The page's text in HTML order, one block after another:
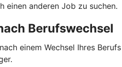
einen anderen Job zu suchen.
Berufswechsel
einem Wechsel Ihres Berufs